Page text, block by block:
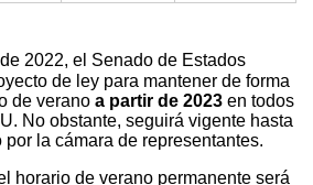
2022, el Senado de Estados
de ley para mantener de forma
de verano a partir de 2023 en todos
No obstante, seguirá vigente hasta
la cámara de representantes.
horario de verano permanente será